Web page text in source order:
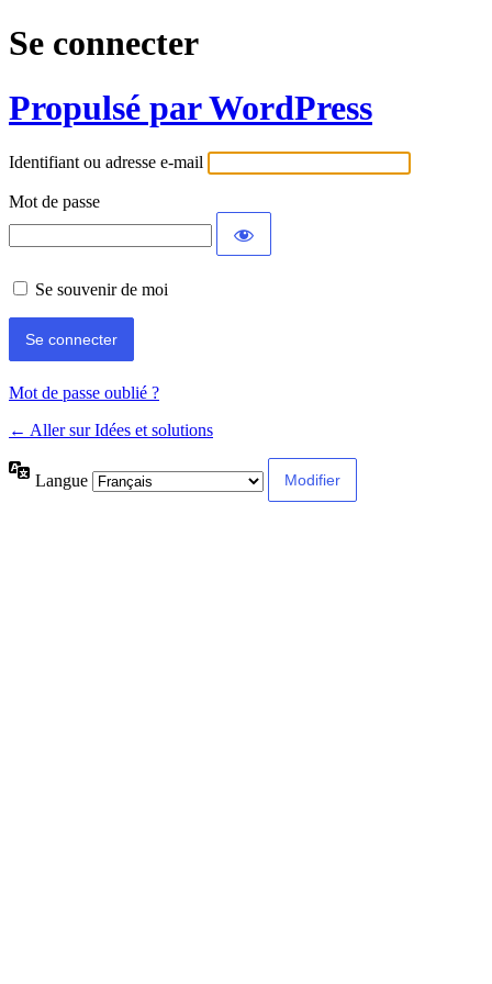
Se connecter
Propulsé par WordPress
Identifiant ou adresse e-mail
Mot de passe
Se souvenir de moi
Mot de passe oublié ?
← Aller sur Idées et solutions
Langue